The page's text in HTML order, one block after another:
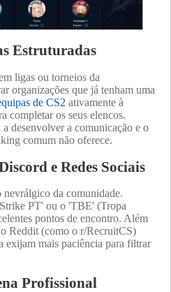
Estruturadas
ligas ou torneios da
organizações que já tenham uma
de CS2 ativamente à
completar os seus elencos.
desenvolver a comunicação e o
comum não oferece.
e Redes Sociais
da comunidade.
PT' ou o 'TBE' (Tropa
pontos de encontro. Além
Reddit (como o r/RecruitCS)
exijam mais paciência para filtrar
Profissional